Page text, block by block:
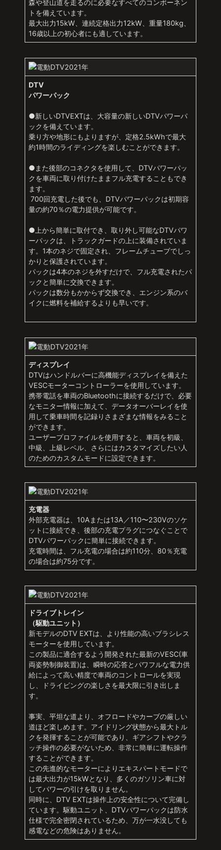
森や登山道を走るのに必要なすべてのコンポーネン
トを備えています。
最大出力15kW、連続定格出力12kW、重量180kg、
16歳以上の初心者にも適しています。
DTV
パワーパック
●新しいDTVEXTは、大容量の新しいDTVパワーパ
ックを備えています。
乗り方や地形にもよりますが、定格2.5kWhで最大
約1時間のライディングを楽しむことができます。
●また後部のコネクタを使用して、DTVパワーパッ
クを車両に取り付けたままフル充電することもでき
ます。
700回充電した後でも、DTVパワーパックは初期容
量の約70％の電力提供が可能です。
●上から簡単に取付でき、取り外し可能なDTVパワ
ーパックは、トラックガードの上に装備されていま
す。1本のネジで固定され、フレームチューブでしっ
かりと保護されています。
パックは4本のネジを外すだけで、フル充電されたパ
ックと簡単に交換できます。
パックは数分もかからず交換でき、エンジン系のバ
イクに燃料を補給するよりも早いです。
ディスプレイ
DTVはハンドルバーに高機能ディスプレイを備えた
VESCモーターコントローラーを使用しています。
携帯電話を車両のBluetoothに接続するだけで、必要
なモニター情報に加えて、データオーバーレイを使
用して乗車時間を記録りさまざまな情報をみること
ができます。
ユーザープロファイルを使用すると、車両を初級、
中級、上級レベル、さらにはカスタマイズしたい人
のためのカスタムモードに設定できます。
充電器
外部充電器は、10Aまたは13A／110〜230Vのソケ
ットに接続でき、後部の充電プラグにつなぐことで
DTVパワーパックに簡単に接続できます。
充電時間は、フル充電の場合は約110分、80％充電
の場合は約75分です。
ドライブトレイン
（駆動ユニット）
新モデルのDTV EXTは、より性能の高いブラシレス
モーターを使用しています。
この製品に適合するよう開発された最新のVESC(車
両姿勢制御装置)は、瞬時の応答とパワフルな電力供
給によって高い精度で車両のコントロールを実現
し、ドライビングの楽しさを最大限に引き出しま
す。
事実、平坦な道より、オフロードやカーブの厳しい
道ほど楽しめます。アイドリング状態から最大トル
クを発揮することが可能であり、ギアシフトやクラ
ッチ操作の必要がないため、非常に簡単に運転操作
することができます。
この先進的なモーターによりエキスパートモードで
は最大出力が15kWとなり、多くのガソリン車に対
してパワーの引けを取りません。
同時に、DTV EXTは操作上の安全性について完備し
ています。駆動ユニット、DTVパワーパックは防水
仕様で完全密閉されているため、万が一水没しても
感電などの危険はありません。